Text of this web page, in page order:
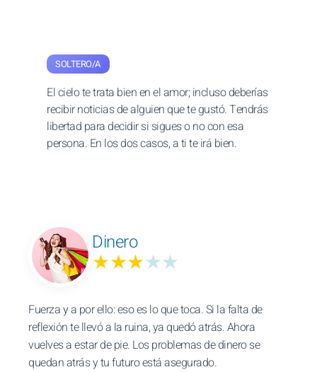
SOLTERO/A
El cielo te trata bien en el amor; incluso deberías
recibir noticias de alguien que te gustó. Tendrás
libertad para decidir si sigues o no con esa
persona. En los dos casos, a ti te irá bien.
Dinero
★★★★★
Fuerza y a por ello: eso es lo que toca. Si la falta de
reflexión te llevó a la ruina, ya quedó atrás. Ahora
vuelves a estar de pie. Los problemas de dinero se
quedan atrás y tu futuro está asegurado.